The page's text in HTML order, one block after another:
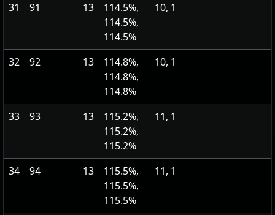
31 91 13
114.5%,
114.5%,
114.5%
10, 1
32 92 13
114.8%,
114.8%,
114.8%
10, 1
33 93 13
115.2%,
115.2%,
115.2%
11, 1
34 94 13
115.5%,
115.5%,
115.5%
11, 1